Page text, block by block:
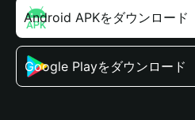
Android APKをダウンロード
Google Playをダウンロード